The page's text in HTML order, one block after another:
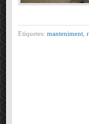
Etiquetes: manteniment